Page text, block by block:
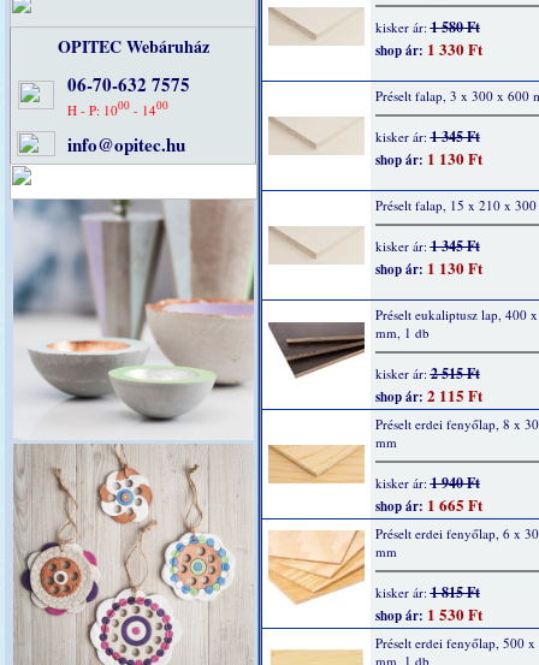
OPITEC Webáruház
06-70-632 7575
H - P: 1000 - 1400
info@opitec.hu
kisker ár:1 580 Ft
shop ár: 1 330 Ft
Préselt falap, 3 x 300 x 600
kisker ár:1 345 Ft
shop ár: 1 130 Ft
Préselt falap, 15 x 210 x
kisker ár:1 345 Ft
shop ár: 1 130 Ft
Préselt eukaliptusz lap, 400
mm, 1 db
kisker ár:2 515 Ft
shop ár: 2 115 Ft
Préselt erdei fenyőlap, 8 x
mm
kisker ár:1 940 Ft
shop ár: 1 665 Ft
Préselt erdei fenyőlap, 6 x
mm
kisker ár:1 815 Ft
shop ár: 1 530 Ft
Préselt erdei fenyőlap, 500
mm, 1 db